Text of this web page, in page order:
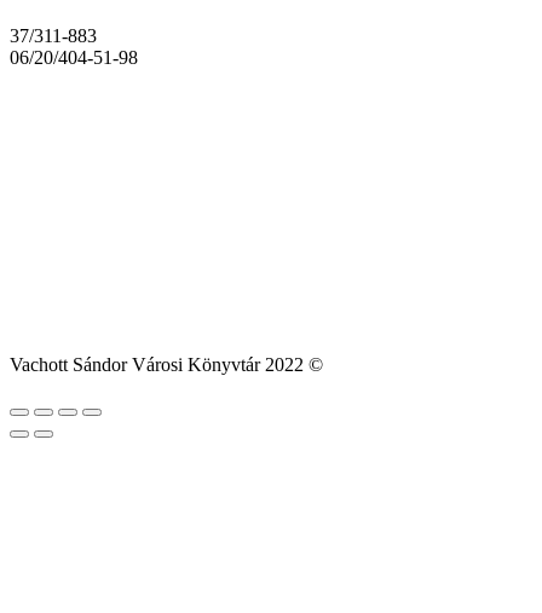
37/311-883
06/20/404-51-98
Vachott Sándor Városi Könyvtár 2022 ©